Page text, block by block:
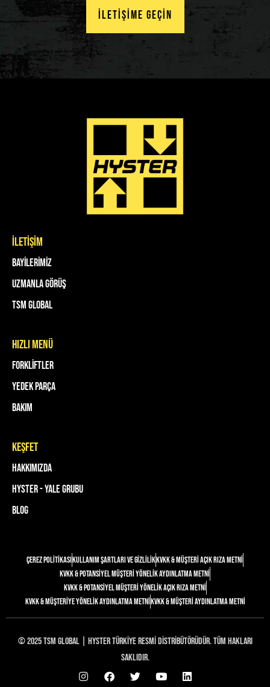
İletişime Geçin
İLETİŞİM
Bayilerimiz
Uzmanla Görüş
TSM Global
HIZLI MENÜ
Forkliftler
Yedek Parça
Bakım
keşfet
Hakkımızda
Hyster - Yale Grubu
Blog
Çerez PolitikasıKullanım Şartları ve GizlilikKVKK & Müşteri Açık Rıza Metni
KVKK & Potansiyel Müşteri Yönelik Aydınlatma Metni
KVKK & Potansiyel Müşteri Yönelik Açık Rıza Metni
KVKK & Müşteriye Yönelik Aydınlatma MetniKVKK & Müşteri Aydınlatma Metni
© 2025 TSM Global | Hyster Türkiye Resmi Distribütörüdür. Tüm Hakları
Saklıdır.